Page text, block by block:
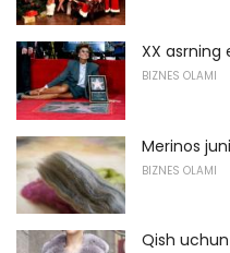
XX asrning
BIZNES OLAMI
Merinos
BIZNES OLAMI
Qish